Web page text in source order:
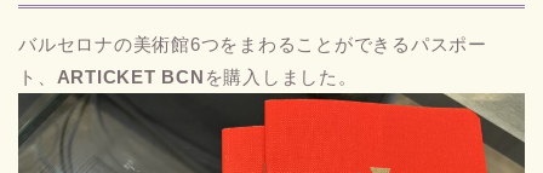
バルセロナの美術館6つをまわることができるパスポー
ト、 ARTICKET BCN を購入しました。